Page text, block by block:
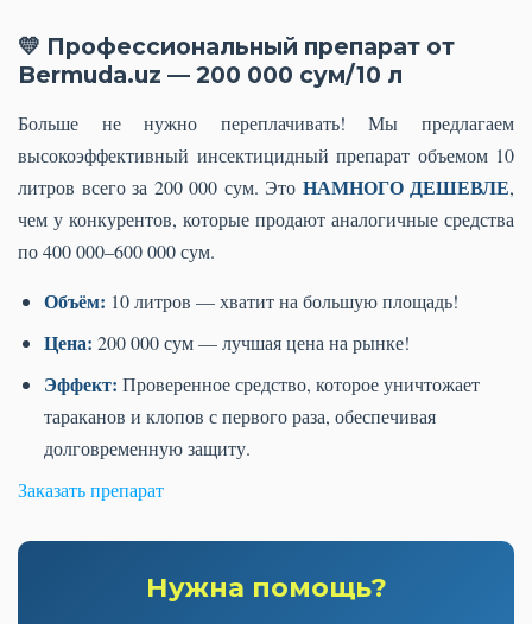
💛 Профессиональный препарат от
Bermuda.uz — 200 000 сум/10 л
Больше не нужно переплачивать! Мы предлагаем
высокоэффективный инсектицидный препарат объемом 10
литров всего за 200 000 сум. Это НАМНОГО ДЕШЕВЛЕ,
чем у конкурентов, которые продают аналогичные средства
по 400 000–600 000 сум.
Объём: 10 литров — хватит на большую площадь!
Цена: 200 000 сум — лучшая цена на рынке!
Эффект: Проверенное средство, которое уничтожает
тараканов и клопов с первого раза, обеспечивая
долговременную защиту.
Заказать препарат
Нужна помощь?